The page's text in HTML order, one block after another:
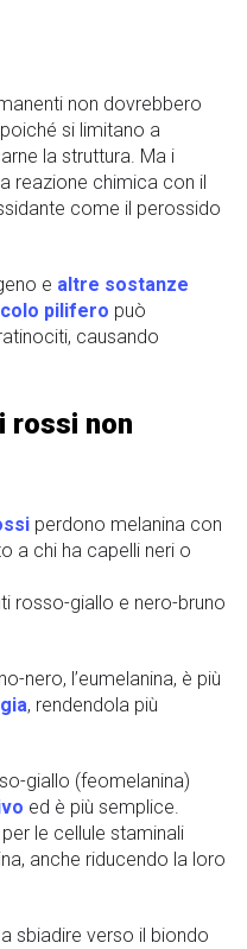
non dovrebbero
si limitano a
la struttura. Ma i
reazione chimica con il
come il perossido
e altre sostanze
pilifero può
causando
rossi non
perdono melanina con
a chi ha capelli neri o
rosso-giallo e nero-bruno
nero, l’eumelanina, è più
, rendendola più
giallo (feomelanina)
ed è più semplice.
le cellule staminali
anche riducendo la loro
sbiadire verso il biondo